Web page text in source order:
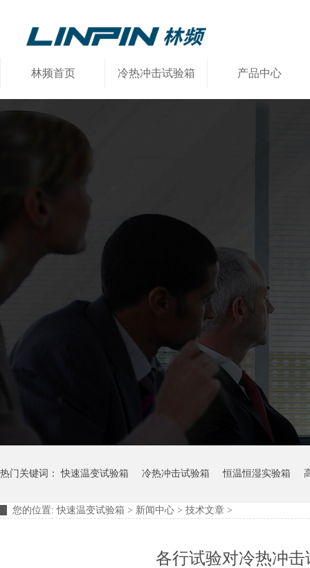
林频首页 冷热冲击试验箱 产品中心
热门关键词：快速温变试验箱 冷热冲击试验箱 恒温恒湿实验箱
您的位置:快速温变试验箱 > 新闻中心 > 技术文章 >
各行试验对冷热冲